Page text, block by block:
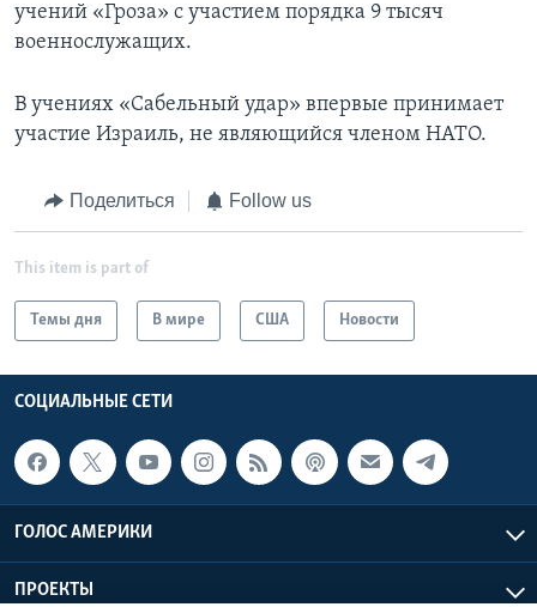
учений «Гроза» с участием порядка 9 тысяч
военнослужащих.
В учениях «Сабельный удар» впервые принимает
участие Израиль, не являющийся членом НАТО.
Поделиться Follow us
This item is part of
Темы дня В мире США Новости
СОЦИАЛЬНЫЕ СЕТИ
ГОЛОС АМЕРИКИ
ПРОЕКТЫ